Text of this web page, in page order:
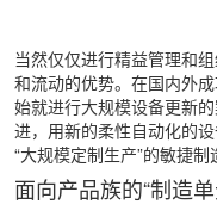
当然仅仅进行精益管理和
和流动的优势。在国内外
始就进行大规模设备更新
进，用新的柔性自动化的
“大规模定制生产”的敏捷制
面向产品族的“制造